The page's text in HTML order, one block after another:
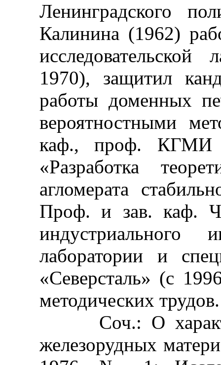
Ленинградского
Калинина (1962)
1970), защитил
работы доменных
вероятностными
каф., проф. КГМИ
«Разработка
агломерата
Проф. и зав. каф.
лаборатории и
«Северсталь» (с
методических трудов.
Соч.: О
железорудных